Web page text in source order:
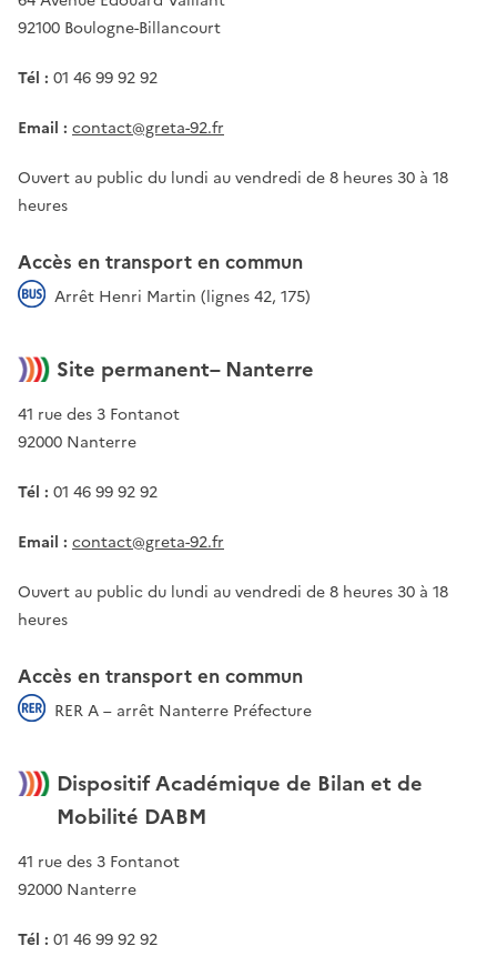
92100 Boulogne-Billancourt
Tél : 01 46 99 92 92
Email : contact@greta-92.fr
Ouvert au public du lundi au vendredi de 8 heures 30 à 18
heures
Accès en transport en commun
Arrêt Henri Martin (lignes 42, 175)
Site permanent– Nanterre
41 rue des 3 Fontanot
92000 Nanterre
Tél : 01 46 99 92 92
Email : contact@greta-92.fr
Ouvert au public du lundi au vendredi de 8 heures 30 à 18
heures
Accès en transport en commun
RER A – arrêt Nanterre Préfecture
Dispositif Académique de Bilan et de
Mobilité DABM
41 rue des 3 Fontanot
92000 Nanterre
Tél : 01 46 99 92 92